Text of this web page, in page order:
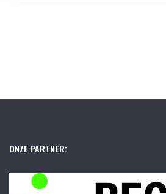
ONZE PARTNER: